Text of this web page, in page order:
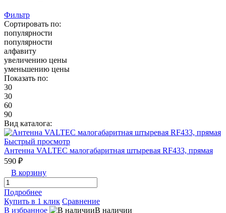
Фильтр
Сортировать по:
популярности
популярности
алфавиту
увеличению цены
уменьшению цены
Показать по:
30
30
60
90
Вид каталога:
Быстрый просмотр
Антенна VALTEC малогабаритная штыревая RF433, прямая
590 ₽
В корзину
Подробнее
Купить в 1 клик Сравнение
В избранное
В наличии